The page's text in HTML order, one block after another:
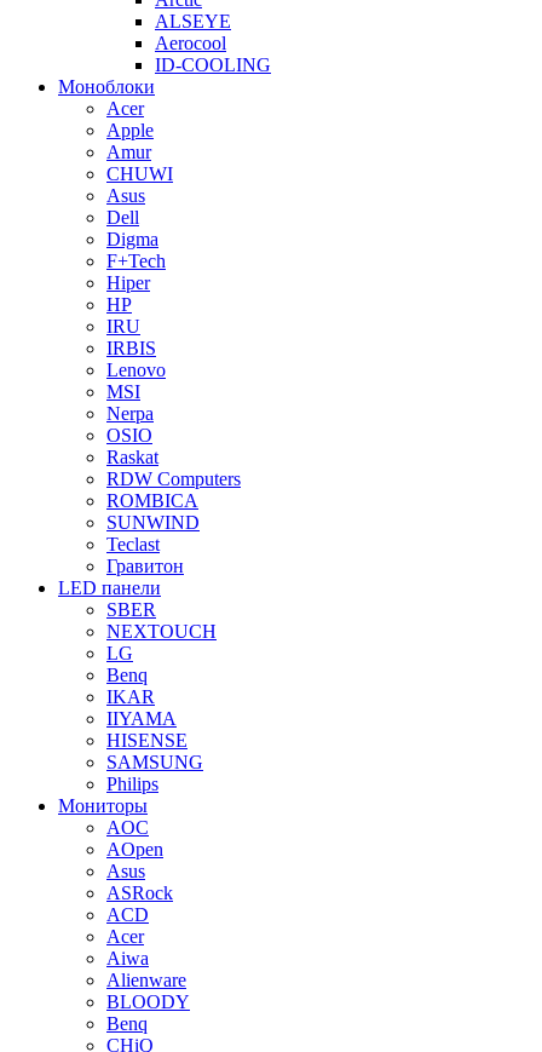
ALSEYE
Aerocool
ID-COOLING
Моноблоки
Acer
Apple
Amur
CHUWI
Asus
Dell
Digma
F+Tech
Hiper
HP
IRU
IRBIS
Lenovo
MSI
Nerpa
OSIO
Raskat
RDW Computers
ROMBICA
SUNWIND
Teclast
Гравитон
LED панели
SBER
NEXTOUCH
LG
Benq
IKAR
IIYAMA
HISENSE
SAMSUNG
Philips
Мониторы
AOC
AOpen
Asus
ASRock
ACD
Acer
Aiwa
Alienware
BLOODY
Benq
CHiQ